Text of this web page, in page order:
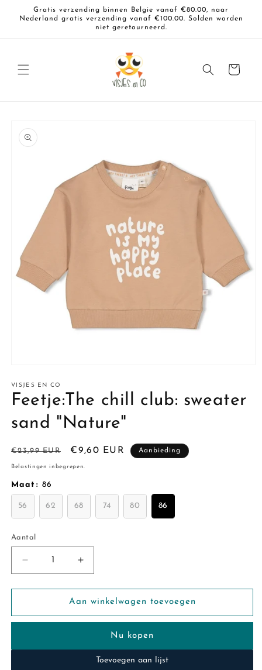
naar de
content
Gratis verzending binnen Belgie vanaf €80.00, naar
Nederland gratis verzending vanaf €100.00. Solden worden
niet geretourneerd.
Winkelwagen
openen
in
modaal
VISJES EN CO
Feetje:The chill club: sweater
sand "Nature"
Normale
prijs
€23,99 EUR Aanbiedingsprijs
€9,60 EUR Aanbieding
Belastingen inbegrepen.
Maat : 86
56 62 68 74 80 86
Aantal
Aantal
Aantal
verlagen
voor
Feetje:The
chill
sand
&quot;Nature&quot;
Aantal
verhogen
voor
Feetje:The
chill
sweater
sand
&quot;Nature&quot;
Aan winkelwagen toevoegen
Nu kopen
Toevoegen aan lijst